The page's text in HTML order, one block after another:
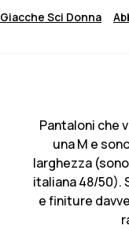
Giacche Sci Donna
Pantaloni che
una M e
larghezza
italiana 48/50).
e finiture